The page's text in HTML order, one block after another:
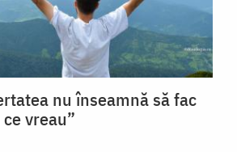
nu înseamnă să fac
vreau”